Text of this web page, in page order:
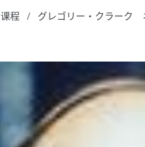
课程 グレゴリー・クラーク